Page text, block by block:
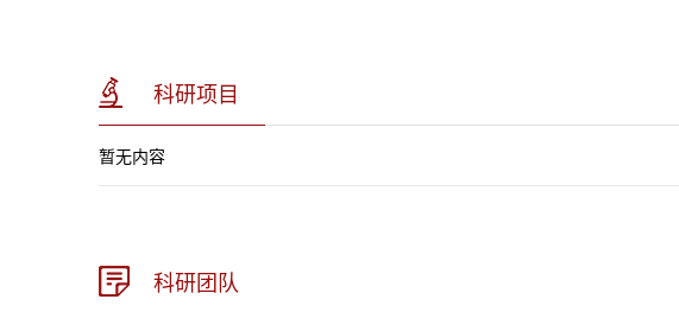
科研项目
暂无内容
科研团队